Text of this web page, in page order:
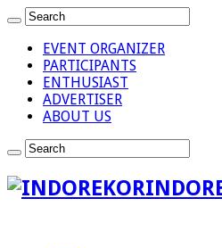
EVENT ORGANIZER
PARTICIPANTS
ENTHUSIAST
ADVERTISER
ABOUT US